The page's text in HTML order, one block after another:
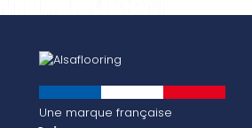
Une marque française